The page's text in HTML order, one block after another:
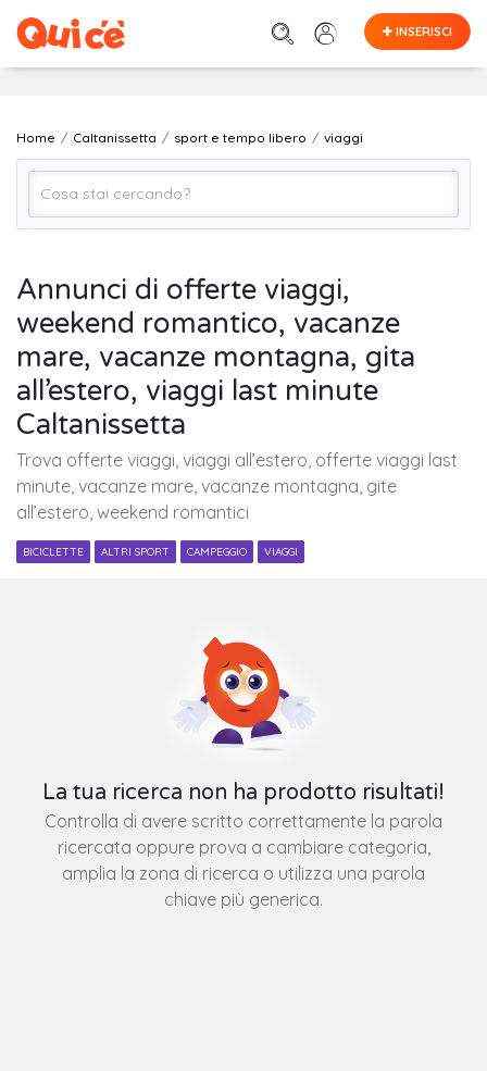
INSERISCI
Home Caltanissetta sport e tempo libero viaggi
Caltanissetta
Cerca
Annunci di offerte viaggi,
weekend romantico, vacanze
mare, vacanze montagna, gita
all’estero, viaggi last minute
Caltanissetta
Trova offerte viaggi, viaggi all’estero, offerte viaggi last
minute, vacanze mare, vacanze montagna, gite
all’estero, weekend romantici
BICICLETTE ALTRI SPORT CAMPEGGIO VIAGGI
La tua ricerca non ha prodotto risultati!
Controlla di avere scritto correttamente la parola
ricercata oppure prova a cambiare categoria,
amplia la zona di ricerca o utilizza una parola
chiave più generica.